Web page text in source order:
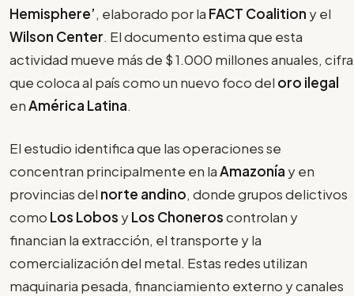
Hemisphere’, elaborado por la FACT Coalition y el
Wilson Center. El documento estima que esta
actividad mueve más de $ 1.000 millones anuales, cifra
que coloca al país como un nuevo foco del oro ilegal
enAmérica Latina.
El estudio identifica que las operaciones se
concentran principalmente en laAmazonía y en
provincias del norte andino, donde grupos delictivos
como Los Lobos yLos Choneroscontrolan y
financian la extracción, el transporte y la
comercialización del metal. Estas redes utilizan
maquinaria pesada, financiamiento externo y canales